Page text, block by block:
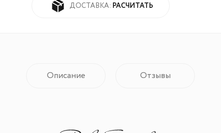
ДОСТАВКА: РАСЧИТАТЬ
Описание Отзывы